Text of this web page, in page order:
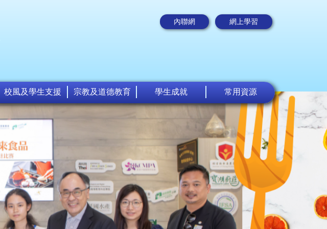
內聯網 網上學習
校風及學生支援 宗教及道德教育 學生成就 常用資源